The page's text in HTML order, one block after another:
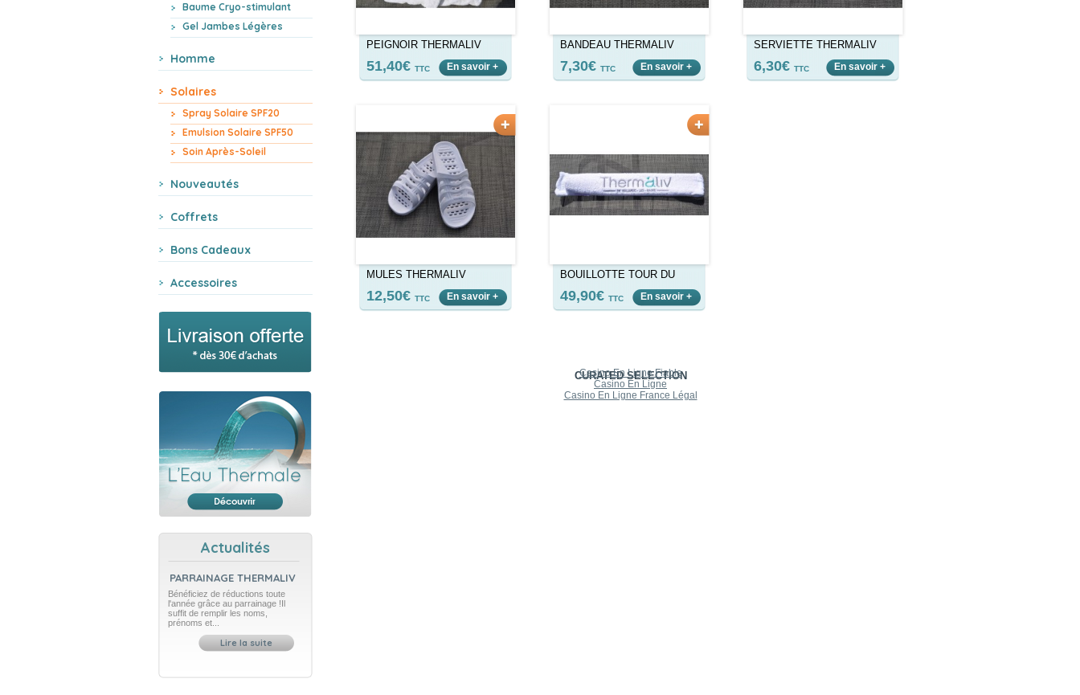
Baume Cryo-stimulant
Gel Jambes Légères
Homme
Solaires
Spray Solaire SPF20
Emulsion Solaire SPF50
Soin Après-Soleil
Nouveautés
Coffrets
Bons Cadeaux
Accessoires
Actualités
PARRAINAGE THERMALIV
Bénéficiez de réductions toute
l'année grâce au parrainage !Il
suffit de remplir les noms,
prénoms et...
Lire la suite
PEIGNOIR THERMALIV
51,40€ TTC En savoir +
BANDEAU THERMALIV
7,30€ TTC En savoir +
SERVIETTE THERMALIV
6,30€ TTC En savoir +
MULES THERMALIV
12,50€ TTC En savoir +
BOUILLOTTE TOUR DU
49,90€ TTC En savoir +
CURATED SELECTION
Casino En Ligne Fiable
Casino En Ligne
Casino En Ligne France Légal